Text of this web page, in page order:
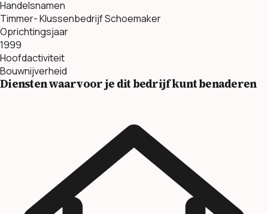
Handelsnamen
Timmer- Klussenbedrijf Schoemaker
Oprichtingsjaar
1999
Hoofdactiviteit
Bouwnijverheid
Diensten waarvoor je dit bedrijf kunt benaderen